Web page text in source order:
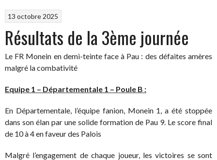
13 octobre 2025
Résultats de la 3ème journée
Le FR Monein en demi-teinte face à Pau : des défaites amères
malgré la combativité
Equipe 1 – Départementale 1 – Poule B :
​En Départementale, l’équipe fanion, Monein 1, a été stoppée
dans son élan par une solide formation de Pau 9. Le score final
de 10 à 4 en faveur des Palois
​Malgré l’engagement de chaque joueur, les victoires se sont